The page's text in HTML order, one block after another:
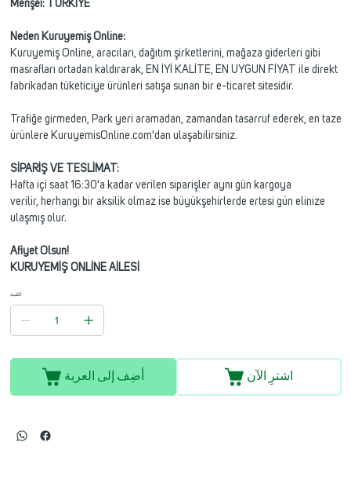
Menşei: TÜRKİYE
Neden Kuruyemiş Online:
Kuruyemiş Online, aracıları, dağıtım şirketlerini, mağaza giderleri gibi
masrafları ortadan kaldırarak, EN İYİ KALİTE, EN UYGUN FİYAT ile direkt
fabrikadan tüketiciye ürünleri satışa sunan bir e-ticaret sitesidir.
Trafiğe girmeden, Park yeri aramadan, zamandan tasarruf ederek, en taze
ürünlere KuruyemisOnline.com'dan ulaşabilirsiniz.
SİPARİŞ VE TESLİMAT:
Hafta içi saat 16:30'a kadar verilen siparişler aynı gün kargoya
verilir, herhangi bir aksilik olmaz ise büyükşehirlerde ertesi gün elinize
ulaşmış olur.
Afiyet Olsun!
KURUYEMİŞ ONLİNE AİLESİ
الكمية
أضِف إلى العربة اشترِ الآن